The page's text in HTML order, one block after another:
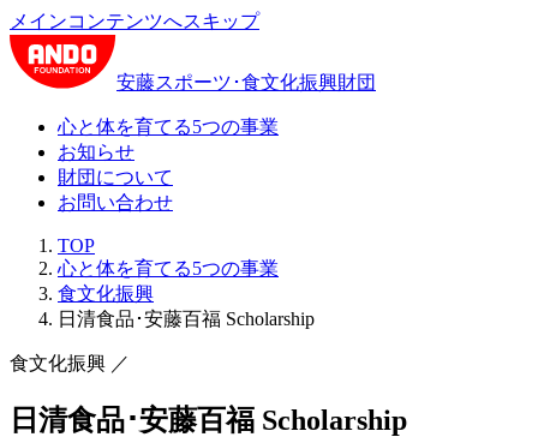
メインコンテンツへスキップ
安藤スポーツ･食文化振興財団
心と体を育てる5つの事業
お知らせ
財団について
お問い合わせ
TOP
心と体を育てる5つの事業
食文化振興
日清食品･安藤百福 Scholarship
食文化振興 ／
日清食品･安藤百福 Scholarship